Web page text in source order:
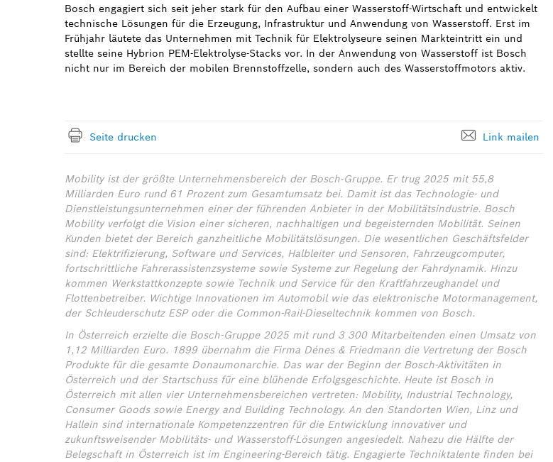
Bosch engagiert sich seit jeher stark für den Aufbau einer Wasserstoff-Wirtschaft und entwickelt
technische Lösungen für die Erzeugung, Infrastruktur und Anwendung von Wasserstoff. Erst im
Frühjahr läutete das Unternehmen mit Technik für Elektrolyseure seinen Markteintritt ein und
stellte seine Hybrion PEM-Elektrolyse-Stacks vor. In der Anwendung von Wasserstoff ist Bosch
nicht nur im Bereich der mobilen Brennstoffzelle, sondern auch des Wasserstoffmotors aktiv.
Seite drucken Link mailen
Mobility ist der größte Unternehmensbereich der Bosch-Gruppe. Er trug 2025 mit 55,8
Milliarden Euro rund 61 Prozent zum Gesamtumsatz bei. Damit ist das Technologie- und
Dienstleistungsunternehmen einer der führenden Anbieter in der Mobilitätsindustrie. Bosch
Mobility verfolgt die Vision einer sicheren, nachhaltigen und begeisternden Mobilität. Seinen
Kunden bietet der Bereich ganzheitliche Mobilitätslösungen. Die wesentlichen Geschäftsfelder
sind: Elektrifizierung, Software und Services, Halbleiter und Sensoren, Fahrzeugcomputer,
fortschrittliche Fahrerassistenzsysteme sowie Systeme zur Regelung der Fahrdynamik. Hinzu
kommen Werkstattkonzepte sowie Technik und Service für den Kraftfahrzeughandel und
Flottenbetreiber. Wichtige Innovationen im Automobil wie das elektronische Motormanagement,
der Schleuderschutz ESP oder die Common-Rail-Dieseltechnik kommen von Bosch.
In Österreich erzielte die Bosch-Gruppe 2025 mit rund 3 300 Mitarbeitenden einen Umsatz von
1,12 Milliarden Euro. 1899 übernahm die Firma Dénes & Friedmann die Vertretung der Bosch
Produkte für die gesamte Donaumonarchie. Das war der Beginn der Bosch-Aktivitäten in
Österreich und der Startschuss für eine blühende Erfolgsgeschichte. Heute ist Bosch in
Österreich mit allen vier Unternehmensbereichen vertreten: Mobility, Industrial Technology,
Consumer Goods sowie Energy and Building Technology. An den Standorten Wien, Linz und
Hallein sind internationale Kompetenzzentren für die Entwicklung innovativer und
zukunftsweisender Mobilitäts- und Wasserstoff-Lösungen angesiedelt. Nahezu die Hälfte der
Belegschaft in Österreich ist im Engineering-Bereich tätig. Engagierte Techniktalente finden bei